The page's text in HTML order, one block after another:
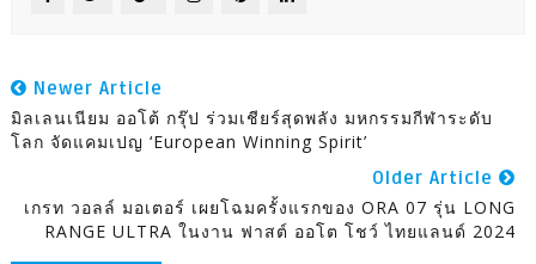
Newer Article
มิลเลนเนียม ออโต้ กรุ๊ป ร่วมเชียร์สุดพลัง มหกรรมกีฬาระดับ
โลก จัดแคมเปญ ‘European Winning Spirit’
Older Article
เกรท วอลล์ มอเตอร์ เผยโฉมครั้งแรกของ ORA 07 รุ่น LONG
RANGE ULTRA ในงาน ฟาสต์ ออโต โชว์ ไทยแลนด์ 2024